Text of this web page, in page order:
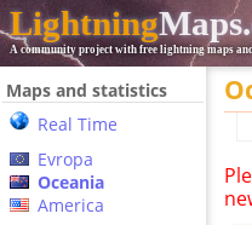
Lightning
A community project with free lightning maps
Maps and statistics
Real Time
Evropa
Oceania
America